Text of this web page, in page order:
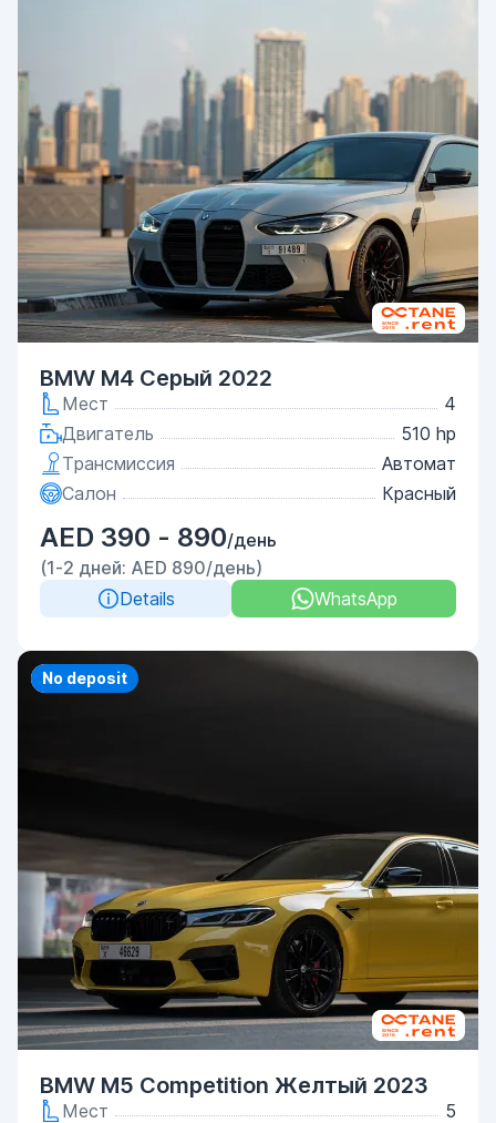
BMW M4 Серый 2022
Мест
4
Двигатель
510 hp
Трансмиссия
Автомат
Салон
Красный
AED 390 - 890/день
(1-2 дней: AED 890/день)
Details
WhatsApp
Priority
No deposit
BMW M5 Competition Желтый 2023
Мест
5